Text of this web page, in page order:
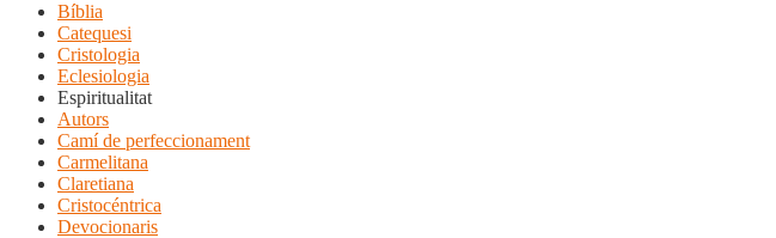
Bíblia
Catequesi
Cristologia
Eclesiologia
Espiritualitat
Autors
Camí de perfeccionament
Carmelitana
Claretiana
Cristocéntrica
Devocionaris